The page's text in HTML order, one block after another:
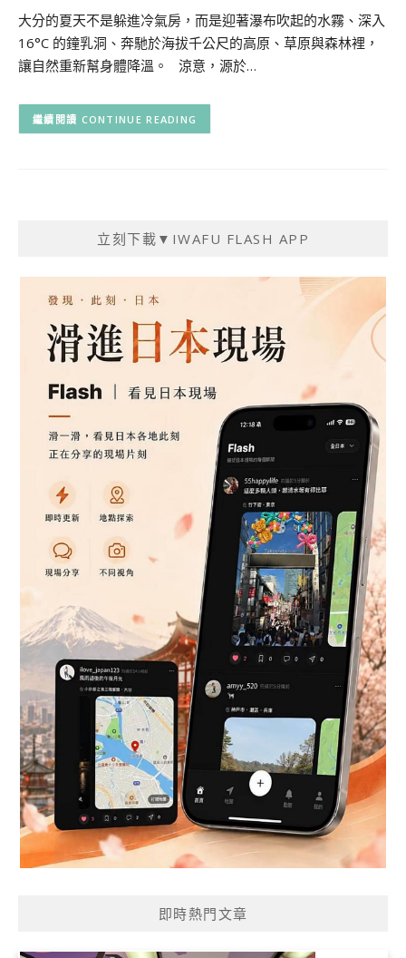
大分的夏天不是躲進冷氣房，而是迎著瀑布吹起的水霧、深入
16°C 的鐘乳洞、奔馳於海拔千公尺的高原、草原與森林裡，
讓自然重新幫身體降溫。 涼意，源於…
CONTINUE READING
立刻下載▼IWAFU FLASH APP
即時熱門文章